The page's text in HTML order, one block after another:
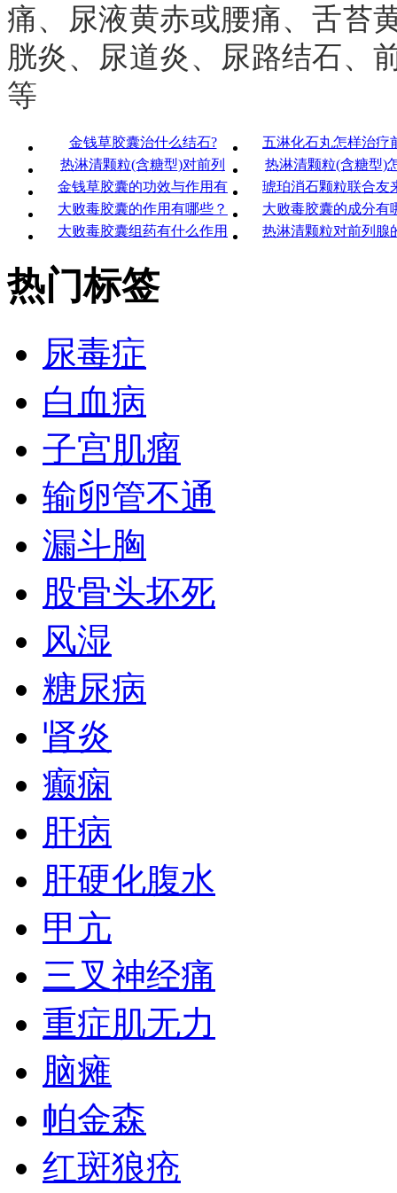
痛、尿液黄赤或腰痛、舌苔
胱炎、尿道炎、尿路结石、
等
金钱草胶囊治什么结石?
五淋化石丸怎样治疗
热淋清颗粒(含糖型)对前列
热淋清颗粒(含糖型)
金钱草胶囊的功效与作用有
琥珀消石颗粒联合友
大败毒胶囊的作用有哪些？
大败毒胶囊的成分有
大败毒胶囊组药有什么作用
热淋清颗粒对前列腺
热门标签
尿毒症
白血病
子宫肌瘤
输卵管不通
漏斗胸
股骨头坏死
风湿
糖尿病
肾炎
癫痫
肝病
肝硬化腹水
甲亢
三叉神经痛
重症肌无力
脑瘫
帕金森
红斑狼疮